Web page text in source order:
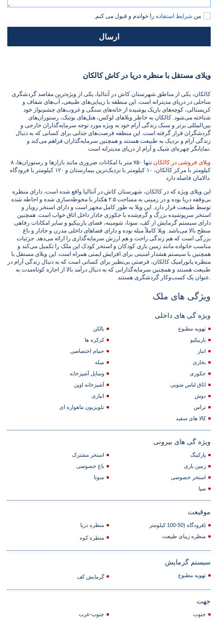
من شرایط استفاده را خواندم و قبول می کنم.
ارسال
ویلای مستقل با منظره دریا در کاش کالکان
کالکان، یکی از مناطق شهرستان کاش در آنتالیا، یکی از ویژه‌ترین مقاصد گردشگری
ساحلی در دریای مدیترانه است. این منطقه با زیبایی‌های طبیعی، آب‌های شفاف و
کریستالی، کوچه‌های باریک پوشیده از خانه‌های سنگی و غروب‌های چشم‌نواز خود
شناخته می‌شود. کالکان به خاطر ویلاهای لوکس، هتل‌های بوتیک، رستوران‌های
بین‌المللی برتر و سبک زندگی آرام خود به ویژه مورد توجه سرمایه‌گذاران خارجی و
گردشگران قرار گرفته است. این منطقه فرصت‌های جذابی برای کسانی که به دنبال
زندگی آرام و نزدیک به طبیعت هستند و همچنین سرمایه‌گذاران فراهم می‌کند و
نمایانگر چهره‌ای شیک و آرام از دریای مدیترانه است.
ویلای فروشی در کالکان
تنها ۷۵۰ متر با امکانات ضروری مانند بازارها و رستوران‌ها، ۸
کیلومتر با مرکز کالکان، ۱۰ کیلومتر با نزدیک‌ترین بیمارستان و ۱۲۰ کیلومتر با فرودگاه
دالامان فاصله دارد.
این ویلای ویژه که در کالکان، شهرستان کاش در آنتالیا واقع شده است، دارای منظره
بی‌وقفه دریا بوده و در زمینی به مساحت ۲.۵ هکتار با محوطه‌سازی شده و احاطه شده
توسط طبیعت قرار دارد. این ویلا به طور کامل مجهز است و دارای استخر روباز و
استخر سرپوشیده بزرگ و گرم‌شده با جکوزی جادار داخل اتاق خواب است. همچنین
دارای سیستم گرمایش از کف، سونا، شومینه، فضای باربیکیو و سایر امکانات رفاهی
سطح بالا می‌باشد. ویلا کاملاً مبله بوده و دارای فضاهای داخلی مدرن و جادار و باغ
بزرگی است که هم زندگی راحت و هم ارزش سرمایه‌گذاری را ارائه می‌دهد. جزئیات
مناسب خانواده مانند زمین بازی کودکان و استخر کودک این ملک را تکمیل می‌کند و
همچنین با سیستم هشدار امنیتی برای افزایش ایمنی همراه است. این ویلای مستقل با
منظره پانورامیک کالکان، فرصتی بی‌نظیر برای کسانی است که به دنبال زندگی آرام در
طبیعت هستند و همچنین سرمایه‌گذارانی که به دنبال درآمد بالا از اجاره کوتاه‌مدت به
عنوان یک کسب‌وکار گردشگری هستند.
ویژگی های ملک
ویژه گی های داخلی
تهویه مطبوع
بالکن
باربیکیو
کرکره ها
انبار
حمام اختصاصی
بخاری
مبله
جکوزی
وسایل آشپزخانه
اتاق لباس شویی
آشپزخانه اوپن
دوش
انباری
تراس
تلویزیون ماهواره ای
کالا های سفید
ویژه گی های بیرونی
پارکینگ
استخر مشترک
زمین بازی
باغ خصوصی
استخر خصوصی
سونا
سپا
موقیعت
(فرودگاه (50-100 کیلومتر
منظره دریا
منظره زیبای طبیعت
منطره کوه
سیستم گرمایش
تهویه مطبوع گرمایش کف
جهت
جنوب
جنوب-غرب